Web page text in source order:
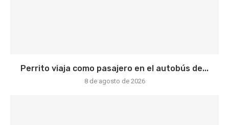
Perrito viaja como pasajero en el autobús de...
8 de agosto de 2026